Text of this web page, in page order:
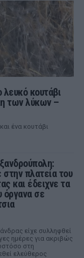
λευκό κουτάβι
των λύκων –
ένα κουτάβι
πλατεία του
και έδειχνε τα
όργανα σε
είχε συλληφθεί
ημέρες για ακριβώς
στη
ελεύθερος